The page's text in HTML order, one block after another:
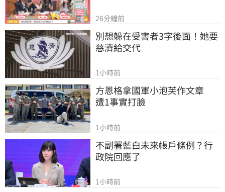
26分鐘前
別想躲在受害者3字後面！她要
慈濟給交代
1小時前
方恩格拿國軍小泡芙作文章
遭1事實打臉
1小時前
不副署藍白未來帳戶條例？行
政院回應了
1小時前